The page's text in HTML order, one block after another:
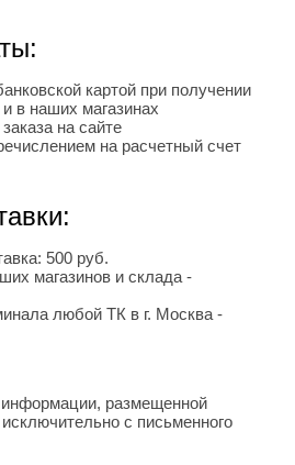
картой при получении
в наших магазинах
на сайте
на расчетный счет
500 руб.
магазинов и склада -
любой ТК в г. Москва -
размещенной
с письменного